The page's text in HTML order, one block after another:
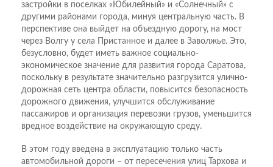
застройки в поселках «Юбилейный» и «Солнечный» с
другими районами города, минуя центральную часть. В
перспективе она выйдет на объездную дорогу, на мост
через Волгу у села Пристанное и далее в Заволжье. Это,
безусловно, будет иметь важное социально-
экономическое значение для развития города Саратова,
поскольку в результате значительно разгрузится улично-
дорожная сеть центра области, повысится безопасность
дорожного движения, улучшится обслуживание
пассажиров и организация перевозки грузов, уменьшится
вредное воздействие на окружающую среду.
В этом году введена в эксплуатацию только часть
автомобильной дороги – от пересечения улиц Тархова и